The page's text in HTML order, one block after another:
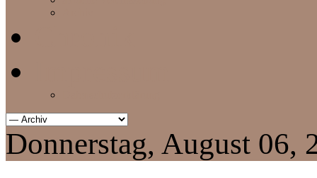
Donnerstag, August 06,